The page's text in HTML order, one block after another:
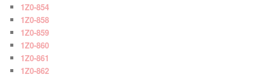
1Z0-854
1Z0-858
1Z0-859
1Z0-860
1Z0-861
1Z0-862